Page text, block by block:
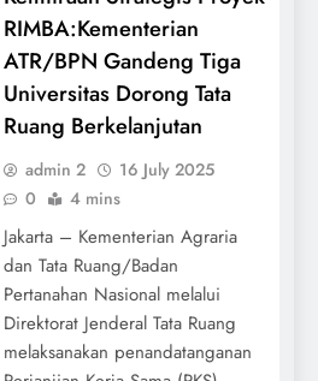
RIMBA:Kementerian
ATR/BPN Gandeng Tiga
Universitas Dorong Tata
Ruang Berkelanjutan
admin 2
16 July 2025
0
4 mins
Jakarta – Kementerian Agraria
dan Tata Ruang/Badan
Pertanahan Nasional melalui
Direktorat Jenderal Tata Ruang
melaksanakan penandatanganan